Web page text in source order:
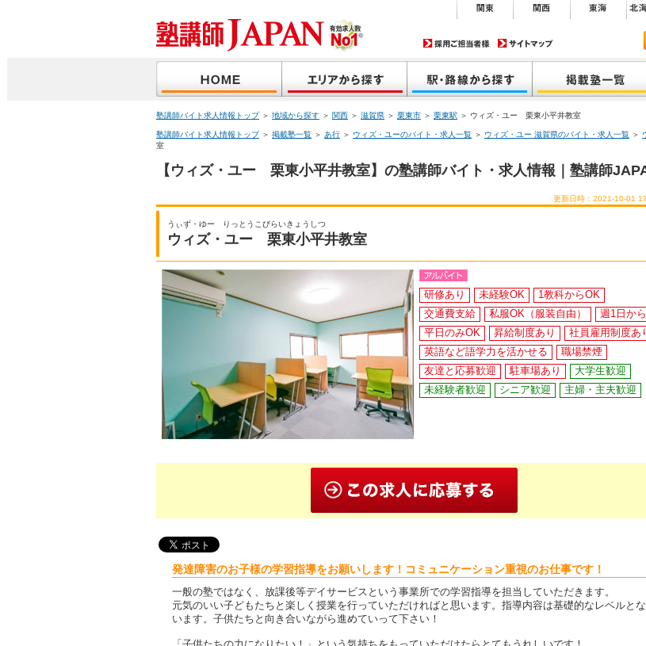
塾講師バイト求人情報トップ＞ 地域から探す ＞ 関西 ＞ 滋賀県 ＞ 栗東市 ＞ 栗東駅 ＞ ウィズ・ユー 栗東小平井教室
塾講師バイト求人情報トップ＞ 掲載塾一覧 ＞ あ行 ＞ ウィズ・ユーのバイト・求人一覧 ＞ ウィズ・ユー 滋賀県のバイト・求人一覧 ＞
室
【ウィズ・ユー 栗東小平井教室】の塾講師バイト・求人情報｜塾講師
更新日時：2021-10-01
うぃず・ゆー りっとうこびらいきょうしつ
ウィズ・ユー 栗東小平井教室
研修あり 未経験OK
1教科からOK
交通費支給
私服OK（服装自由）
週1日か
平日のみOK
昇給制度あり
社員雇用制度あ
英語など語学力を活かせる
職場禁煙
友達と応募歓迎
駐車場あり
大学生歓迎
未経験者歓迎
シニア歓迎 主婦・主夫歓迎
発達障害のお子様の学習指導をお願いします！コミュニケーション重視のお仕事です！
一般の塾ではなく、放課後等デイサービスという事業所での学習指導を担当していただきます。
元気のいい子どもたちと楽しく授業を行っていただければと思います。指導内容は基礎的なレベルと
います。子供たちと向き合いながら進めていって下さい！